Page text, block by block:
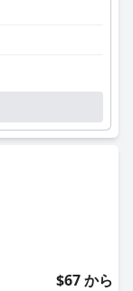
$67 から